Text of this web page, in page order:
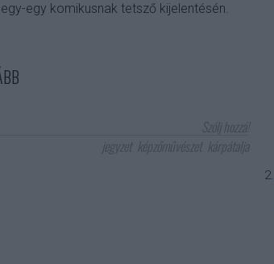
egy komikusnak tetsző kijelentésén.
Szólj hozzá!
jegyzet képzőművészet kárpátalja